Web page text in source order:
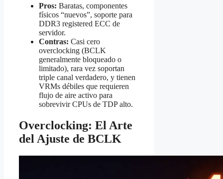
Pros: Baratas, componentes
físicos “nuevos”, soporte para
DDR3 registered ECC de
servidor.
Contras: Casi cero
overclocking (BCLK
generalmente bloqueado o
limitado), rara vez soportan
triple canal verdadero, y tienen
VRMs débiles que requieren
flujo de aire activo para
sobrevivir CPUs de TDP alto.
Overclocking: El Arte
del Ajuste de BCLK